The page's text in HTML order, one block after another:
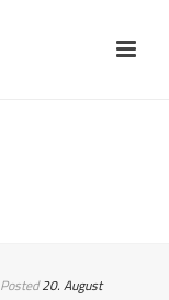
Posted20. August